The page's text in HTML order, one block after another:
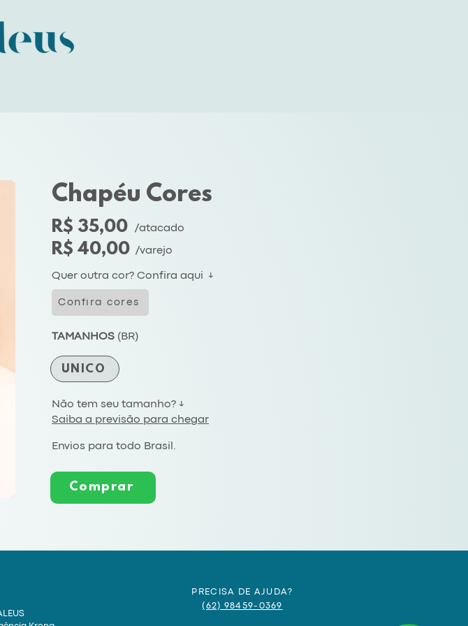
Chapéu Cores
R$ 35,00
R$ 40,00
/atacado
/varejo
Quer outra cor? Confira aqui ↓
Confira cores
TAMANHOS (BR)
ÚNICO
Não tem seu tamanho? ↓
Saiba a previsão para chegar
Envios para todo Brasil.
Comprar
PRECISA DE AJUDA?
(62) 98459-0369